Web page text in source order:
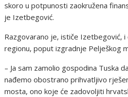
skoro u potpunosti zaokružena
je Izetbegović.
Razgovarano je, ističe Izetbegović,
regionu, poput izgradnje Pelješkog
– Ja sam zamolio gospodina Tuska
nađemo obostrano prihvatljivo
mosta, ono koje će zadovoljiti